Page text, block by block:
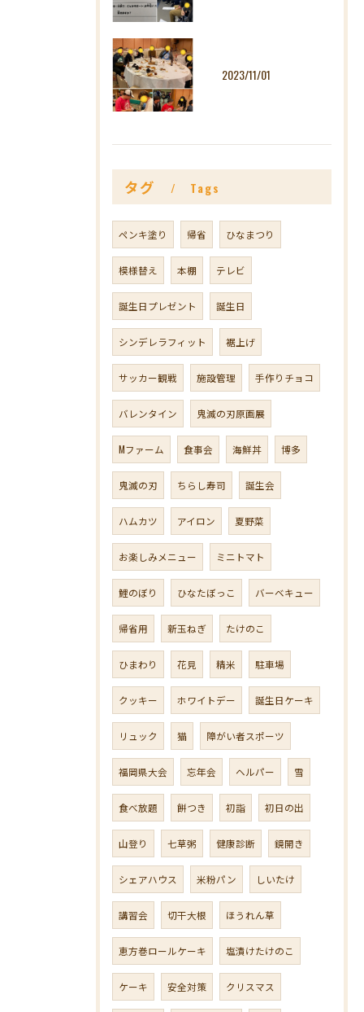
2023/11/01
タグ Tags
ペンキ塗り 帰省 ひなまつり
模様替え 本棚 テレビ
誕生日プレゼント 誕生日
シンデレラフィット 裾上げ
サッカー観戦 施設管理 手作りチョコ
バレンタイン 鬼滅の刃原画展
Mファーム 食事会 海鮮丼 博多
鬼滅の刃 ちらし寿司 誕生会
ハムカツ アイロン 夏野菜
お楽しみメニュー ミニトマト
鯉のぼり ひなたぼっこ バーベキュー
帰省用 新玉ねぎ たけのこ
ひまわり 花見 精米 駐車場
クッキー ホワイトデー 誕生日ケーキ
リュック 猫 障がい者スポーツ
福岡県大会 忘年会 ヘルパー 雪
食べ放題 餅つき 初詣 初日の出
山登り 七草粥 健康診断 鏡開き
シェアハウス 米粉パン しいたけ
講習会 切干大根 ほうれん草
恵方巻ロールケーキ 塩漬けたけのこ
ケーキ 安全対策 クリスマス